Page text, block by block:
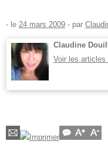
- le 24 mars 2009 - par
Claudine
Voir les articles